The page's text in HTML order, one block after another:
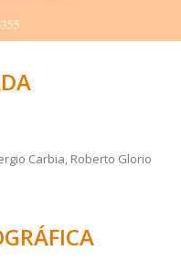
Carbia, Roberto Glorio